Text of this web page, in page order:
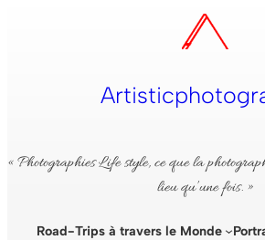
« Photographies Life style, ce que la
lieu qu’une fois. »
Road-Trips à travers le Monde